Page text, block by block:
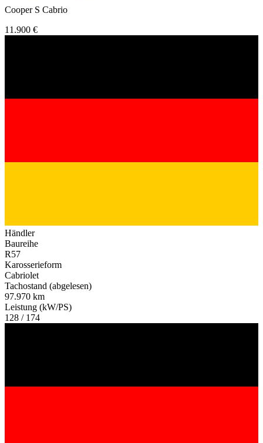
Cooper S Cabrio
11.900 €
Händler
Baureihe
R57
Karosserieform
Cabriolet
Tachostand (abgelesen)
97.970 km
Leistung (kW/PS)
128 / 174